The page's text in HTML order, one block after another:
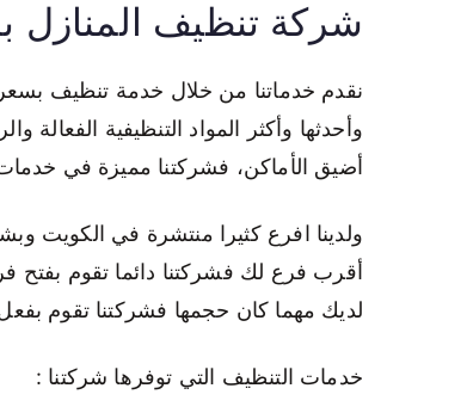
شركة تنظيف
نقدم خدماتنا من خلال خدمة تنظيف
وأحدثها وأكثر المواد التنظيفية
أضيق الأماكن، فشركتنا مميزة في
ولدينا افرع كثيرا منتشرة في الكويت
أقرب فرع لك فشركتنا دائما تقوم بفتح
لديك مهما كان حجمها فشركتنا تقوم
خدمات التنظيف التي توفرها شركتنا :